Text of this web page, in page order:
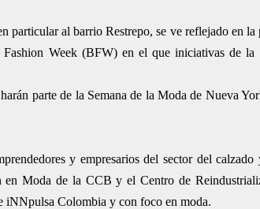
al barrio Restrepo, se ve reflejado en la
Week (BFW) en el que iniciativas de la
parte de la Semana de la Moda de Nueva
y empresarios del sector del
Moda de la CCB y el Centro de
iNNpulsa Colombia y con foco en moda.